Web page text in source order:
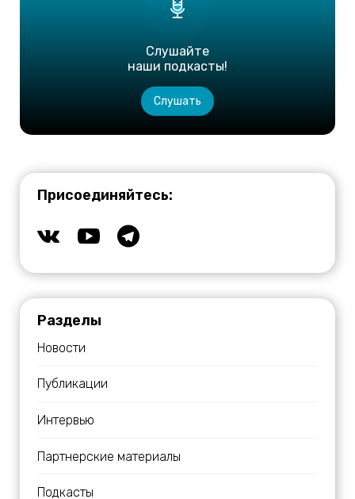
Слушайте
наши подкасты!
Слушать
Присоединяйтесь:
Разделы
Новости
Публикации
Интервью
Партнерские материалы
Подкасты